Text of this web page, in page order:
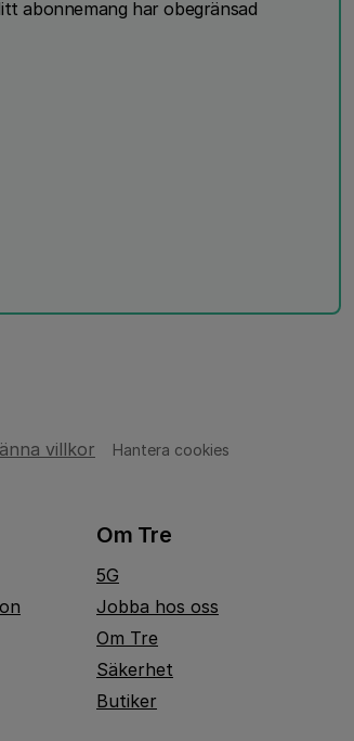
abonnemang har obegränsad
villkor Hantera cookies
Om Tre
5G
Jobba hos oss
Om Tre
Säkerhet
Butiker